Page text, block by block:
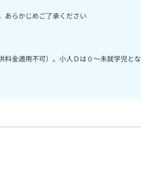
あらかじめご了承ください
料金適用不可）。小人Ｄは０～未就学児と